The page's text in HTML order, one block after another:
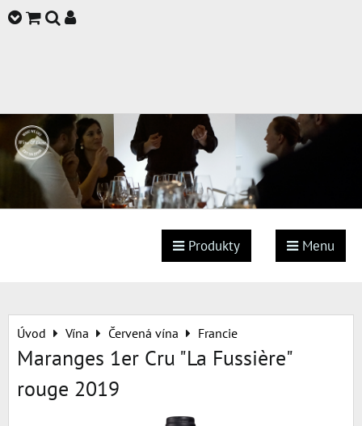
Produkty Menu
Úvod Vína Červená vína Francie
Maranges 1er Cru "La Fussière"
rouge 2019